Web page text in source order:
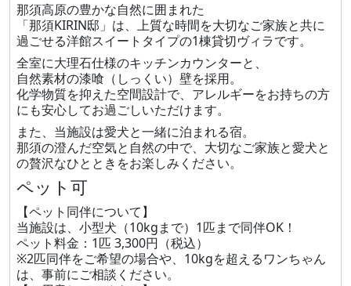
那須高原の豊かな自然に囲まれた
「那須KIRIN邸」は、上質な時間を大切なご家族と共に
過ごせる洋館スイートタイプの1棟貸切ヴィラです。
全室に大理石仕様のキッチンカウンターと、
自然素材の漆喰（しっくい）壁を採用。
化学物質を抑えた空間設計で、アレルギーをお持ちの方
にも安心してお過ごしいただけます。
また、当施設は愛犬と一緒に泊まれる宿。
那須の澄んだ空気と自然の中で、大切なご家族と愛犬と
の贅沢なひとときをお楽しみください。
ペット可
【ペット同伴について】
当施設は、小型犬（10kgまで）1匹まで同伴OK！
ペット料金：1匹 3,300円（税込）
※2匹同伴をご希望の場合や、10kgを超えるワンちゃん
は、事前にご相談ください。